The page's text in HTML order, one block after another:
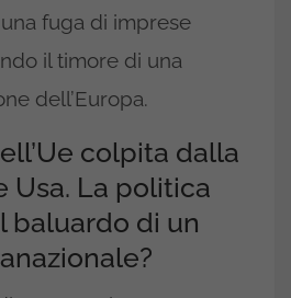
fuga di imprese
il timore di una
dell’Europa.
colpita dalla
Usa. La politica
baluardo di un